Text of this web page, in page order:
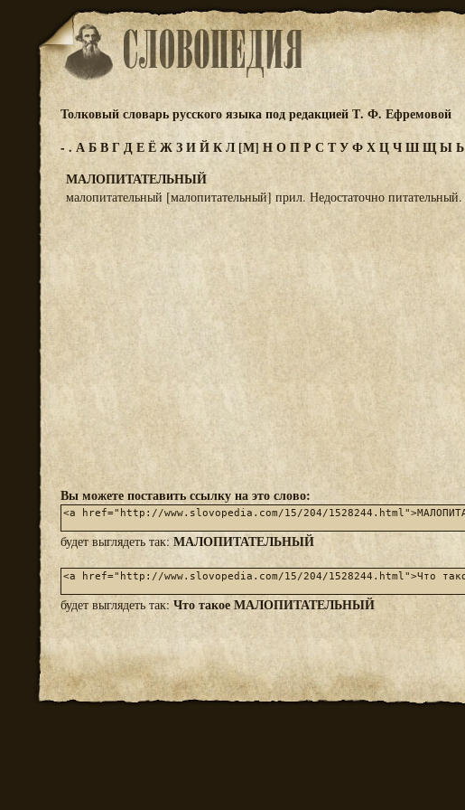
Толковый словарь русского языка под редакцией Т. Ф. Ефремовой
-. АБВГДЕЁЖЗИЙКЛ[М] НОПР С ТУФХЦЧШЩЫЬ
МАЛОПИТАТЕЛЬНЫЙ
малопитательный [малопитательный] прил. Недостаточно питательный.
Вы можете поставить ссылку на это слово:
будет выглядеть так:МАЛОПИТАТЕЛЬНЫЙ
будет выглядеть так: Что такое МАЛОПИТАТЕЛЬНЫЙ